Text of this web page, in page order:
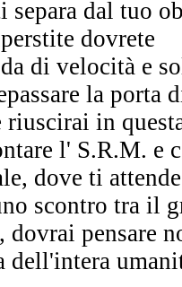
dal tuo
dovrete
di velocità e
la porta
riuscirai in
l' S.R.M. e
dove ti
scontro tra il
pensare
dell'intera